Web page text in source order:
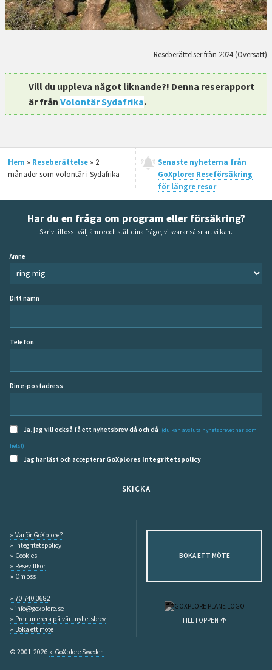
Reseberättelser från 2024 (Översatt)
Vill du uppleva något liknande?! Denna reserapport
är frånVolontär Sydafrika.
Hem » Reseberättelse» 2
månader som volontär i Sydafrika
Senaste nyheterna från
GoXplore: Reseförsäkring
för längre resor
Har du en fråga om program eller försäkring?
Skriv till oss - välj ämne och ställ dina frågor, vi svarar så snart vi kan.
Ämne
Ditt namn
Telefon
Din e-postadress
Ja, jag vill också få ett nyhetsbrev då och då (du kan avsluta nyhetsbrevet när som
helst)
Jag har läst och accepterar GoXplores Integritetspolicy
SKICKA
Varför GoXplore?
Integritetspolicy
Cookies
Resevillkor
Om oss
70 740 3682
info@goxplore.se
Prenumerera på vårt nyhetsbrev
Boka ett möte
© 2001-2026 GoXplore Sweden
BOKA ETT MÖTE
TILL TOPPEN